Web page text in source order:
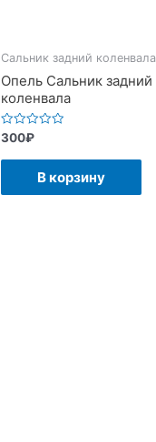
Сальник задний коленвала
Опель Сальник задний
коленвала
Оценка
из
300₽
В корзину